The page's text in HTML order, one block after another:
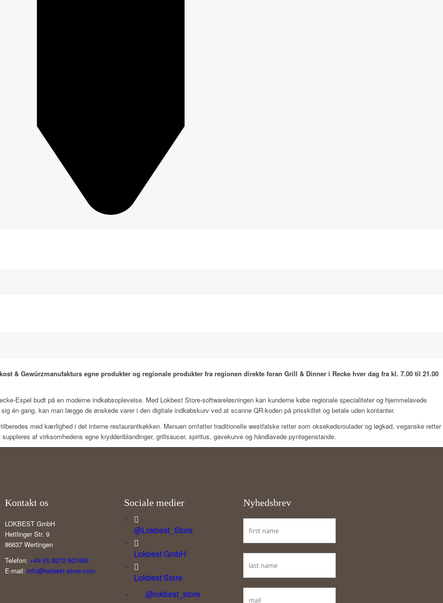
& Gewürzmanufakturs egne produkter og regionale produkter fra regionen direkte foran Grill & Dinner i Recke hver dag fra kl. 7.00 til 21.00
Espel budt på en moderne indkøbsoplevelse. Med Lokbest Store-softwareløsningen kan kunderne købe regionale specialiteter og hjemmelavede
én gang, kan man lægge de ønskede varer i den digitale indkøbskurv ved at scanne QR-koden på prisskiltet og betale uden kontanter.
med kærlighed i det interne restaurantkøkken. Menuen omfatter traditionelle westfalske retter som oksekødsroulader og løgkød, veganske retter
af virksomhedens egne krydderiblandinger, grillsaucer, spiritus, gavekurve og håndlavede pyntegenstande.
Kontakt os
LOKBEST GmbH
Hettlinger Str. 9
86637 Wertingen
Telefon: +49 (0) 8272 807465
E-mail:info@lokbest-store.com
Sociale medier
@Lokbest_Store
Lokbest GmbH
Lokbest Store
@lokbest_store
Nyhedsbrev